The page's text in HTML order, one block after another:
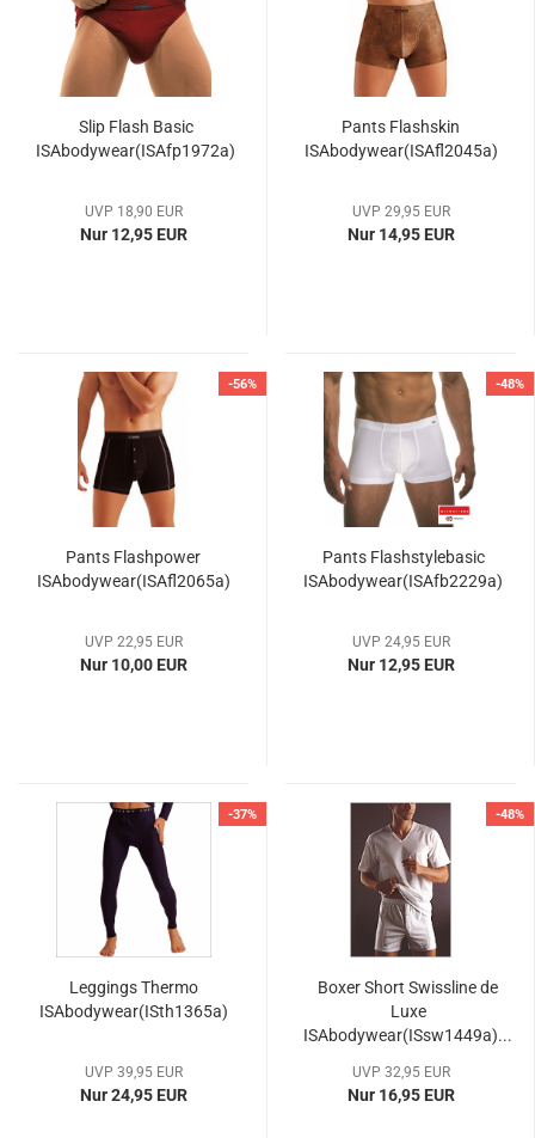
Slip Flash Basic
ISAbodywear(ISAfp1972a)
UVP 18,90 EUR
Nur 12,95 EUR
Pants Flashskin
ISAbodywear(ISAfl2045a)
UVP 29,95 EUR
Nur 14,95 EUR
-56%
Pants Flashpower
ISAbodywear(ISAfl2065a)
UVP 22,95 EUR
Nur 10,00 EUR
-48%
Pants Flashstylebasic
ISAbodywear(ISAfb2229a)
UVP 24,95 EUR
Nur 12,95 EUR
-37%
Leggings Thermo
ISAbodywear(ISth1365a)
UVP 39,95 EUR
Nur 24,95 EUR
-48%
Boxer Short Swissline de
Luxe
ISAbodywear(ISsw1449a)...
UVP 32,95 EUR
Nur 16,95 EUR